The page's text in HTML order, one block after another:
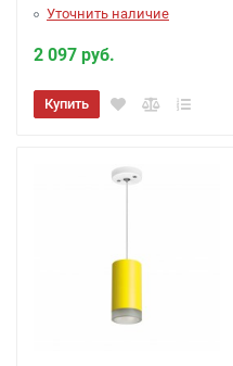
Уточнить наличие
2 097 руб.
Купить